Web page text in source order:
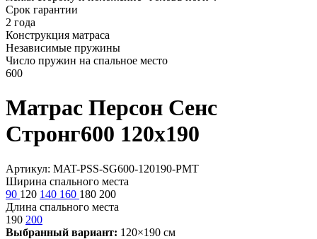
Срок гарантии
2 года
Конструкция матраса
Независимые пружины
Число пружин на спальное место
600
Матрас Персон Сенс
Стронг600 120х190
Артикул: MAT-PSS-SG600-120190-PMT
Ширина спального места
90 120 140 160 180 200
Длина спального места
190 200
Выбранный вариант: 120×190 см